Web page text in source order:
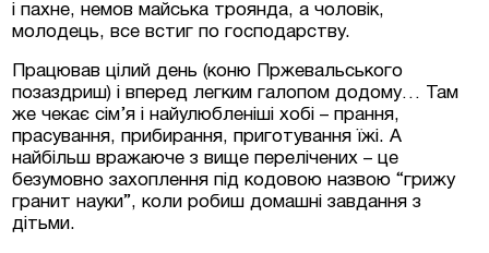
проєкти та
та Австрії
нерухомість у
і пахне, немов майська троянда, а чоловік,
молодець, все встиг по господарству.
Працював цілий день (коню Пржевальського
позаздриш) і вперед легким галопом додому… Там
же чекає сім’я і найулюбленіші хобі – прання,
прасування, прибирання, приготування їжі. А
найбільш вражаюче з вище перелічених – це
безумовно захоплення під кодовою назвою “грижу
гранит науки”, коли робиш домашні завдання з
дітьми.